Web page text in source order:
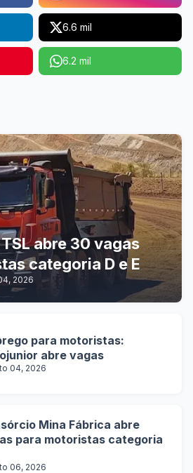
6.6 mil
6.2 mil
abre 30 vagas
categoria D e E
2026
para motoristas:
abre vagas
04, 2026
Mina Fábrica abre
para motoristas categoria
06, 2026